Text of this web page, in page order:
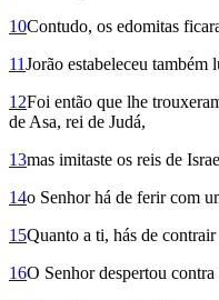
10Contudo, os edomitas
11Jorão estabeleceu também
12Foi então que lhe
de Asa, rei de Judá,
13mas imitaste os reis de
14o Senhor há de ferir com
15Quanto a ti, hás de
16O Senhor despertou